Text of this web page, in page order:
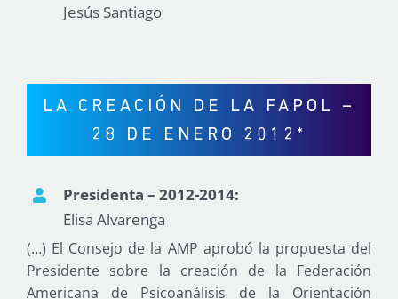
Jesús Santiago
LA CREACIÓN DE LA FAPOL –
28 DE ENERO 2012*
Presidenta – 2012-2014:
Elisa Alvarenga
(…) El Consejo de la AMP aprobó la propuesta del
Presidente sobre la creación de la Federación
Americana de Psicoanálisis de la Orientación